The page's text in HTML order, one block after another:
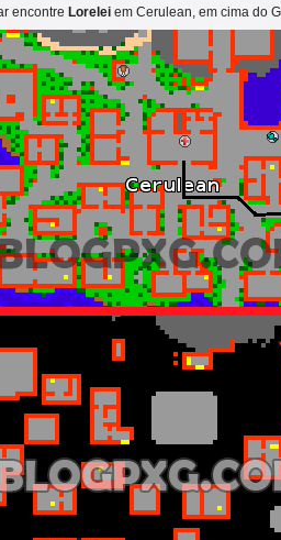
encontre Lorelei em Cerulean, em cima do